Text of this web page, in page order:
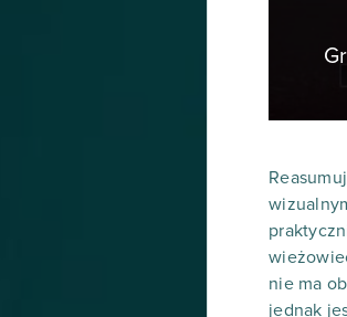
nie ma
jednak